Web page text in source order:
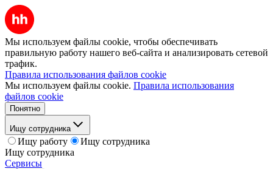
Мы используем файлы cookie, чтобы обеспечивать
правильную работу нашего веб-сайта и анализировать сетевой
трафик.
Правила использования файлов cookie
Мы используем файлы cookie. Правила использования
файлов cookie
Понятно
Ищу сотрудника
Ищу работу
Ищу сотрудника
Ищу сотрудника
Сервисы